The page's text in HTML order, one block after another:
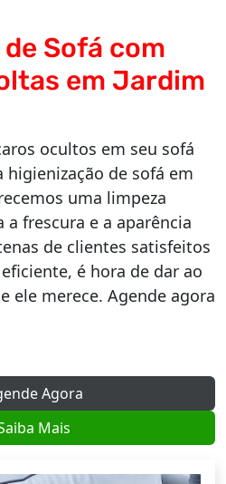
Sofá com
em Jardim
ocultos em seu sofá
de sofá em
uma limpeza
frescura e a aparência
de clientes satisfeitos
é hora de dar ao
ele merece. Agende agora
Agora
Mais